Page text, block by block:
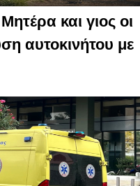
και γιος οι
αυτοκινήτου με